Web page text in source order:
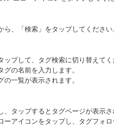
、「検索」をタップしてください
プして、タグ検索に切り替えてく
グの名前を入力します。
一覧が表示されます。
タップするとタグページが表示さ
ーアイコンをタップし、タグフォロ